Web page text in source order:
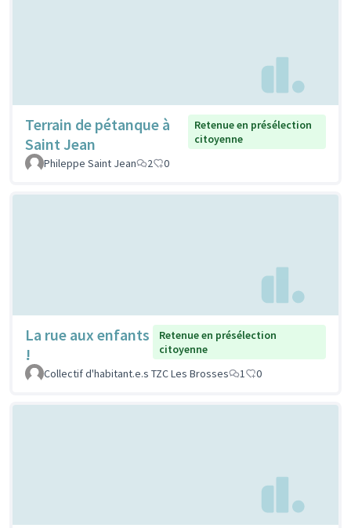
Terrain de pétanque à
Saint Jean
Retenue en présélection
citoyenne
Phileppe Saint Jean
2 0
La rue aux enfants
!
Retenue en présélection
citoyenne
Collectif d'habitant.e.s TZC Les Brosses
1 0